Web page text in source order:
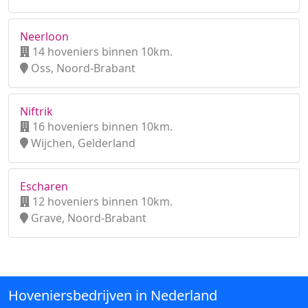
Neerloon
14 hoveniers binnen 10km.
Oss, Noord-Brabant
Niftrik
16 hoveniers binnen 10km.
Wijchen, Gelderland
Escharen
12 hoveniers binnen 10km.
Grave, Noord-Brabant
Hoveniersbedrijven in Nederland